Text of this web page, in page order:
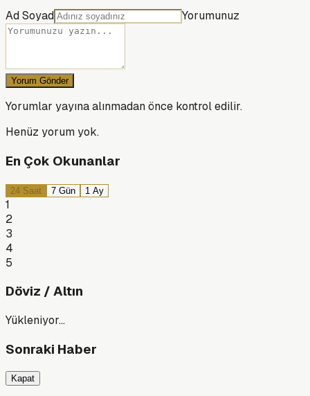
Ad Soyad
Yorumunuz
Yorum Gönder
Yorumlar yayına alınmadan önce kontrol edilir.
Henüz yorum yok.
En Çok Okunanlar
24 Saat 7 Gün 1 Ay
1
2
3
4
5
Döviz / Altın
Yükleniyor…
Sonraki Haber
Kapat